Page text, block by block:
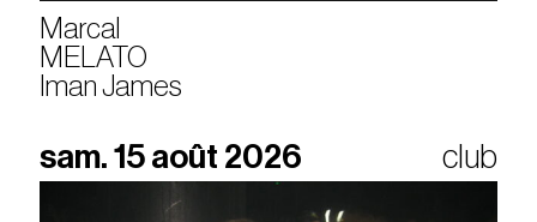
Marcal
MELATO
Iman James
sam. 15 août 2026 club